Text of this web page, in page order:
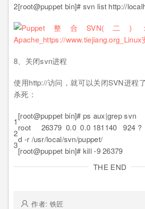
2[root@puppet bin]# svn list http://
8、关闭svn进程
使用http://访问，就可以关闭SVN进程
杀死：
1
2
3
[root@puppet bin]# ps aux|grep svn
root 26379 0.0 0.0 181140
d -r /usr/local/svn/puppet/
[root@puppet bin]# kill -9 26379
THE END
作者: 铁匠